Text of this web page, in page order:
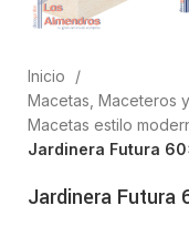
Inicio
Macetas, Maceteros
Macetas estilo
Jardinera Futura
Jardinera Futura